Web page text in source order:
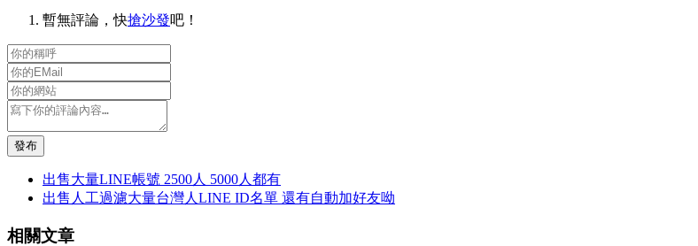
暫無評論，快搶沙發吧！
發布
出售大量LINE帳號 2500人 5000人都有
出售人工過濾大量台灣人LINE ID名單 還有自動加好友呦
相關文章